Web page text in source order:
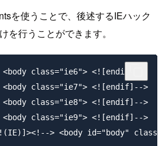
を使うことで、後述するIEハック
を行うことができます。
class="ie6"> <![endif]-->
class="ie7"> <![endif]-->
class="ie8"> <![endif]-->
class="ie9"> <![endif]-->